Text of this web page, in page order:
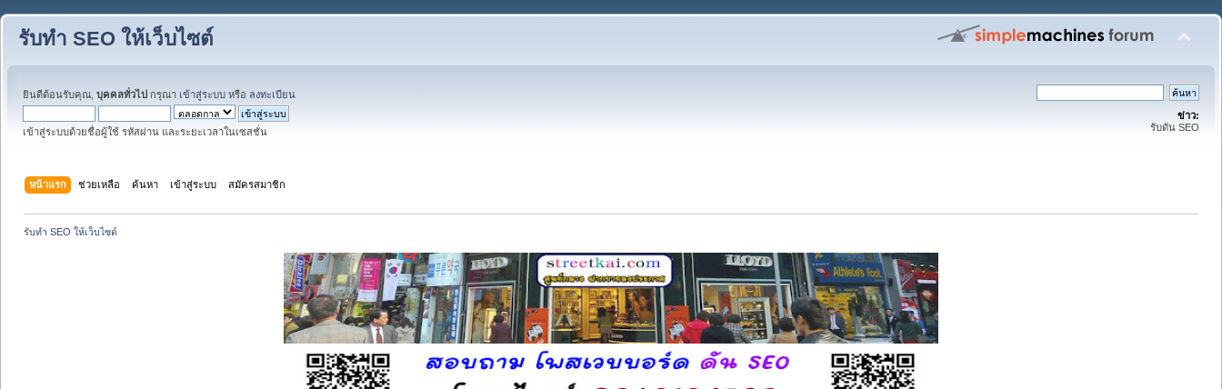
รับทำ SEO ให้เว็บไซต์
ยินดีต้อนรับคุณ, บุคคลทั่วไป กรุณา เข้าสู่ระบบ หรือ ลงทะเบียน
เข้าสู่ระบบด้วยชื่อผู้ใช้ รหัสผ่าน และระยะเวลาในเซสชั่น
ข่าว:
รับดัน SEO
หน้าแรก ช่วยเหลือ ค้นหา เข้าสู่ระบบ สมัครสมาชิก
รับทำ SEO ให้เว็บไซต์